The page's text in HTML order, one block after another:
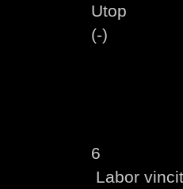
Utop
(-)
6
Labor